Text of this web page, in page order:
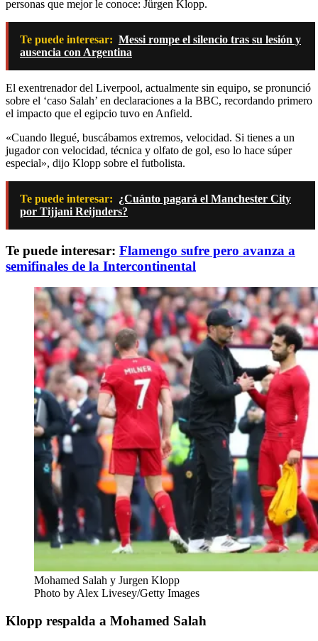
personas que mejor le conoce: Jürgen Klopp.
Te puede interesar: Messi rompe el silencio tras su lesión y
ausencia con Argentina
El exentrenador del Liverpool, actualmente sin equipo, se pronunció
sobre el ‘caso Salah’ en declaraciones a la BBC, recordando primero
el impacto que el egipcio tuvo en Anfield.
«Cuando llegué, buscábamos extremos, velocidad. Si tienes a un
jugador con velocidad, técnica y olfato de gol, eso lo hace súper
especial», dijo Klopp sobre el futbolista.
Te puede interesar: ¿Cuánto pagará el Manchester City
por Tijjani Reijnders?
Te puede interesar: Flamengo sufre pero avanza a
semifinales de la Intercontinental
Mohamed Salah y Jurgen Klopp
Photo by Alex Livesey/Getty Images
Klopp respalda a Mohamed Salah